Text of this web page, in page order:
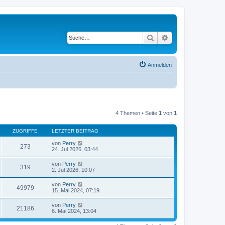
Suche
Anmelden
4 Themen • Seite 1 von 1
ZUGRIFFE LETZTER BEITRAG
273 von Perry
24. Jul 2026, 03:44
319 von Perry
2. Jul 2026, 10:07
49979 von Perry
15. Mai 2024, 07:19
21186 von Perry
6. Mai 2024, 13:04